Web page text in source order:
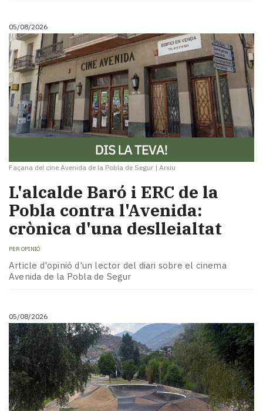
05/08/2026
Façana del cine Avenida de la Pobla de Segur | Arxiu
L'alcalde Baró i ERC de la
Pobla contra l'Avenida:
crònica d'una deslleialtat
PER OPINIÓ
Article d'opinió d'un lector del diari sobre el cinema
Avenida de la Pobla de Segur
05/08/2026